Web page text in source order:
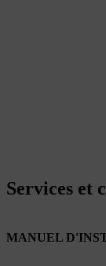
Services et
MANUEL